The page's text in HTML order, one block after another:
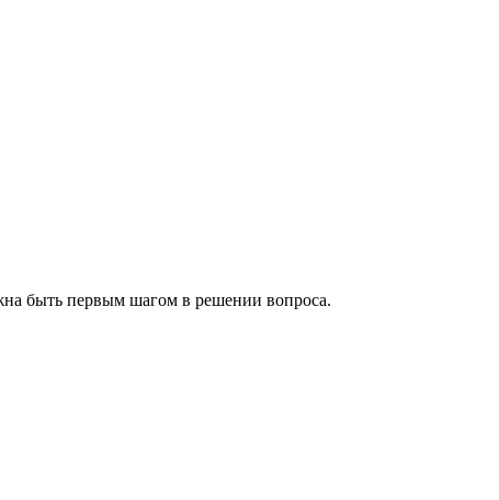
быть первым шагом в решении вопроса.